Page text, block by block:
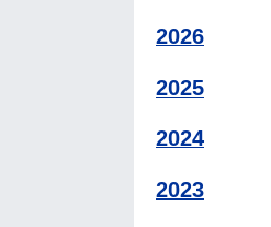
2026
2025
2024
2023